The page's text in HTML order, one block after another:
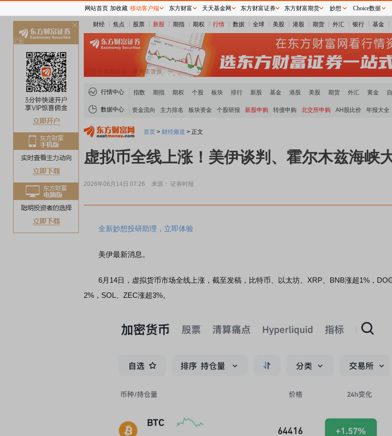
财经 焦点 股票 新股 期指 期权 行情 数据 全球 美股 港股 期货 外汇 银行 基金
行情中心 指数 期指 期权 个股 板块 排行 新股 基金 港股 美股 期货 外汇 黄金
数据中心 资金流向 主力排名 板块资金 个股研报 新股申购 转债申购 北交所申购 AH股比价 年报大全
首页 > 财经频道 > 正文
虚拟币全线上涨！美伊谈判、霍尔木兹海峡
2026年06月14日 07:26 来源： 证券时报
全新妙想投研助理，立即体验
美伊最新消息。
6月14日，虚拟货币市场全线上涨，截至发稿，比特币、以太坊、XRP、BNB涨超1%，
2%，SOL、ZEC涨超3%。
网站首页 加收藏 移动客户端 东方财富 天天基金网 东方财富证券 东方财富期货 妙想 Choice数据
关